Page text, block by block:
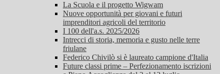
La Scuola e il progetto Wigwam
Nuove opportunità per giovani e futuri
imprenditori agricoli del territorio
I 100 dell'a.s. 2025/2026
Intrecci di storia, memoria e gusto nelle terre
friulane
Federico Chivilò si è laureato campione d'Italia
Future classi prime – Perfezionamento iscrizioni